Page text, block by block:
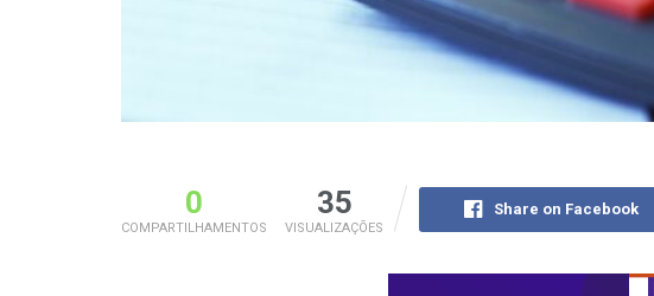
0
COMPARTILHAMENTOS
35
VISUALIZAÇÕES
Share on Facebook